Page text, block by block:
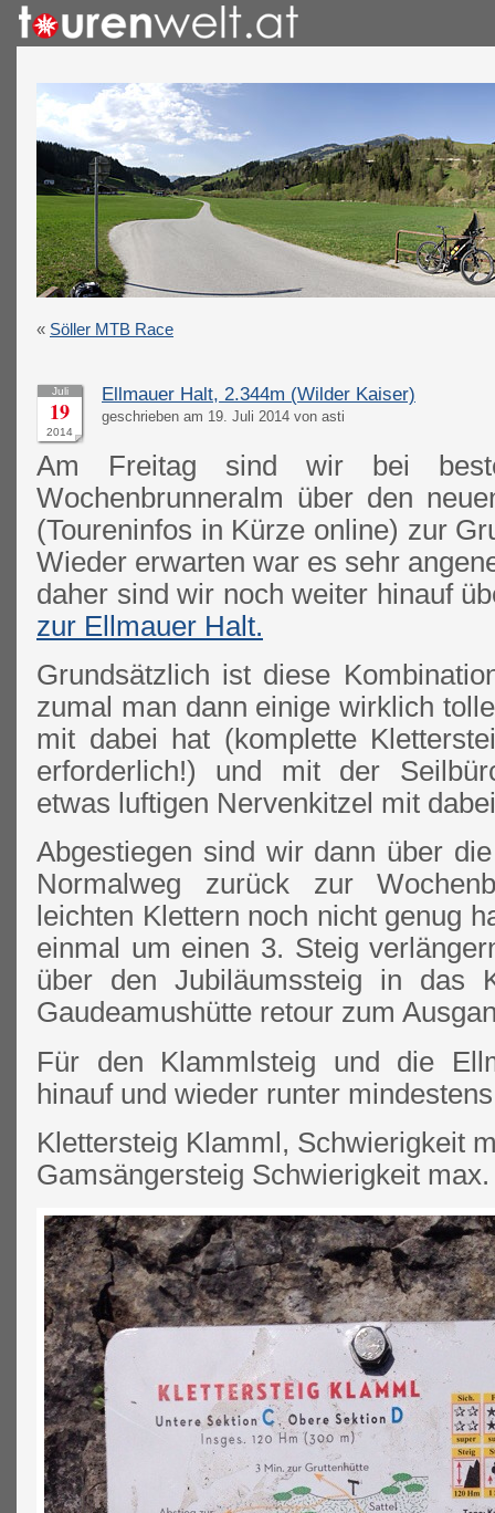
« Söller MTB Race
Juli
19
2014
Ellmauer Halt, 2.344m (Wilder Kaiser)
geschrieben am 19. Juli 2014 von asti
Am Freitag sind wir bei
Wochenbrunneralm über den
(Toureninfos in Kürze online) zur
Wieder erwarten war es sehr
daher sind wir noch weiter hinauf
zur Ellmauer Halt.
Grundsätzlich ist diese
zumal man dann einige wirklich
mit dabei hat (komplette
erforderlich!) und mit der
etwas luftigen Nervenkitzel mit
Abgestiegen sind wir dann über
Normalweg zurück zur
leichten Klettern noch nicht genug
einmal um einen 3. Steig
über den Jubiläumssteig in das
Gaudeamushütte retour zum
Für den Klammlsteig und die
hinauf und wieder runter
Klettersteig Klamml, Schwierigkeit
Gamsängersteig Schwierigkeit max.